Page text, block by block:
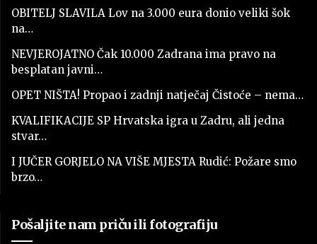
OBITELJ SLAVILA Lov na 3.000 eura donio veliki šok
na…
NEVJEROJATNO Čak 10.000 Zadrana ima pravo na
besplatan javni…
OPET NIŠTA! Propao i zadnji natječaj Čistoće – nema…
KVALIFIKACIJE SP Hrvatska igra u Zadru, ali jedna
stvar…
I JUČER GORJELO NA VIŠE MJESTA Rudić: Požare smo
brzo…
Pošaljite nam priču ili fotografiju